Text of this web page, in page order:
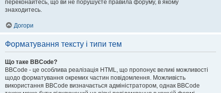
переконайтесь, що ви не порушуєте правила форуму, в якому
знаходитесь.
Догори
Форматування тексту і типи тем
Що таке BBCode?
BBCode - це особлива реалізація HTML, що пропонує великі можливості
щодо форматування окремих частин повідомлення. Можливість
використання BBCode визначається адміністратором, однак BBCode